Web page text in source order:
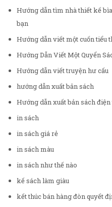
Hướng dẫn tìm nhà thiết kế
bạn
Hướng dẫn viết một cuốn tiểu
Hướng Dẫn Viết Một Quyển
Hướng dẫn viết truyện hư cấu
hướng dẫn xuất bản sách
Hướng dẫn xuất bản sách
in sách
in sách giá rẻ
in sách màu
in sách như thế nào
kế sách làm giàu
kết thúc bán hàng đòn quyết